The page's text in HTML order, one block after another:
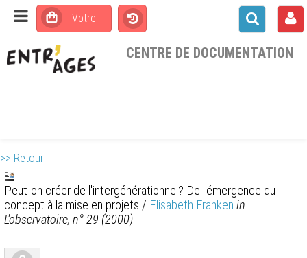
CENTRE DE DOCUMENTATION
>> Retour
Peut-on créer de l'intergénérationnel? De l'émergence du
concept à la mise en projets / Elisabeth Franken in
L'observatoire, n° 29 (2000)